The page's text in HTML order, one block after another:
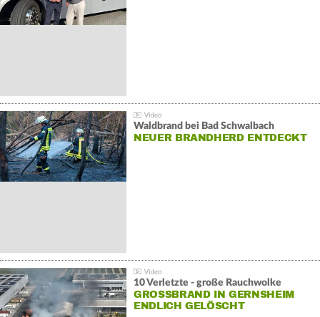
Waldbrand bei Bad Schwalbach
NEUER BRANDHERD ENTDECKT
10 Verletzte - große Rauchwolke
GROSSBRAND IN GERNSHEIM E
NDLICH GELÖSCHT